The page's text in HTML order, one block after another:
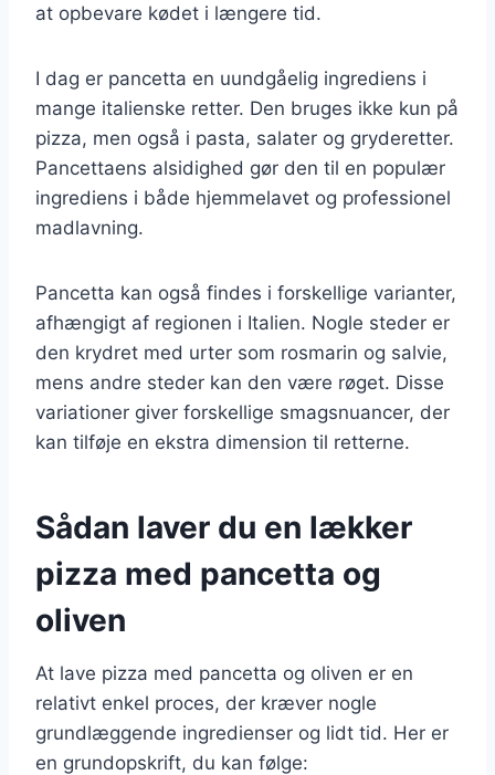
at opbevare kødet i længere tid.
I dag er pancetta en uundgåelig ingrediens i
mange italienske retter. Den bruges ikke kun på
pizza, men også i pasta, salater og gryderetter.
Pancettaens alsidighed gør den til en populær
ingrediens i både hjemmelavet og professionel
madlavning.
Pancetta kan også findes i forskellige varianter,
afhængigt af regionen i Italien. Nogle steder er
den krydret med urter som rosmarin og salvie,
mens andre steder kan den være røget. Disse
variationer giver forskellige smagsnuancer, der
kan tilføje en ekstra dimension til retterne.
Sådan laver du en lækker
pizza med pancetta og
oliven
At lave pizza med pancetta og oliven er en
relativt enkel proces, der kræver nogle
grundlæggende ingredienser og lidt tid. Her er
en grundopskrift, du kan følge: